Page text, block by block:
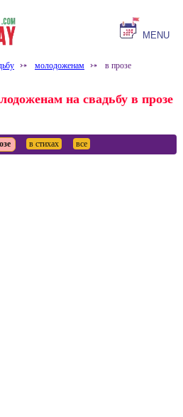
MENU
⤐ молодоженам ⤐ в прозе
на свадьбу в прозе
в стихах все